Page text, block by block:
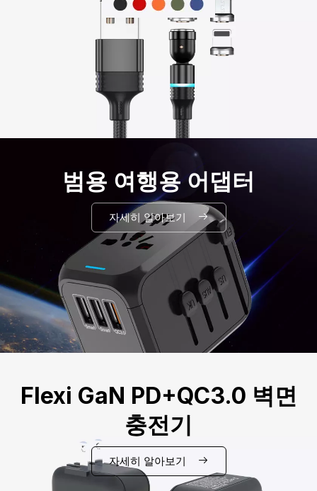
범용 여행용 어댑터
자세히 알아보기
Flexi GaN PD+QC3.0 벽면
충전기
자세히 알아보기